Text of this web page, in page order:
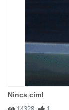
Nincs cím!